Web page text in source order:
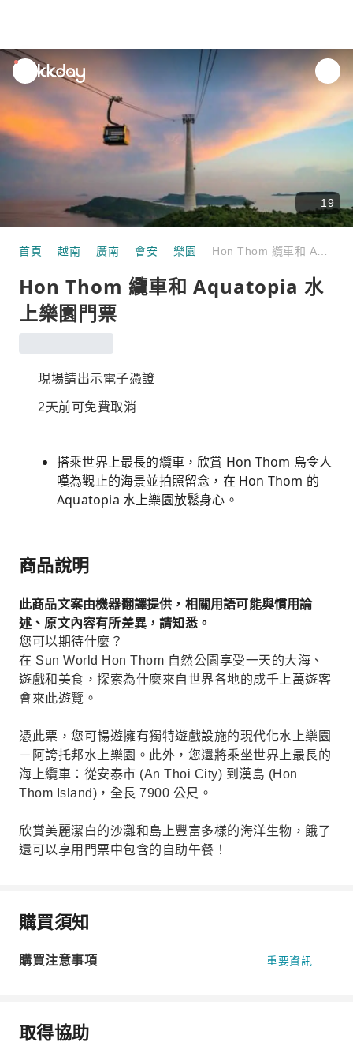
unread
notifications
19
首頁 越南 廣南 會安 樂園
Hon Thom 纜車和 Aquatopia 水
上樂園門票
現場請出示電子憑證
2天前可免費取消
搭乘世界上最長的纜車，欣賞 Hon Thom 島令人
嘆為觀止的海景並拍照留念，在 Hon Thom 的
Aquatopia 水上樂園放鬆身心。
商品說明
此商品文案由機器翻譯提供，相關用語可能與慣用論
述、原文內容有所差異，請知悉。
您可以期待什麼？
在 Sun World Hon Thom 自然公園享受一天的大海、
遊戲和美食，探索為什麼來自世界各地的成千上萬遊客
會來此遊覽。
憑此票，您可暢遊擁有獨特遊戲設施的現代化水上樂園
－阿誇托邦水上樂園。此外，您還將乘坐世界上最長的
海上纜車：從安泰市 (An Thoi City) 到漢島 (Hon
Thom Island)，全長 7900 公尺。
欣賞美麗潔白的沙灘和島上豐富多樣的海洋生物，餓了
還可以享用門票中包含的自助午餐！
購買須知
購買注意事項 重要資訊
取得協助